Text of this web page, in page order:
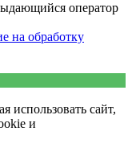
оператор
на обработку
сайт,
и